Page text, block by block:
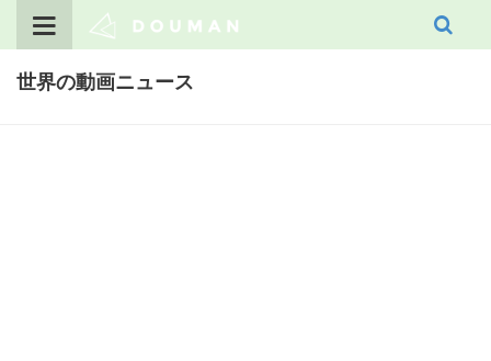
世界の動画ニュース